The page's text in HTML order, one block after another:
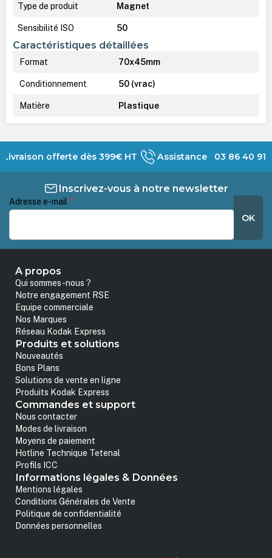
Type de produit Magnet
Sensibilité ISO 50
Caractéristiques détaillées
Format 70x45mm
Conditionnement 50 (vrac)
Matière Plastique
Livraison offerte dès 399€ HT Assistance 03 86 40 91
Inscrivez-vous à notre newsletter
Adresse e-mail *
OK
A propos
Qui sommes-nous ?
Notre engagement RSE
Equipe commerciale
Nos Marques
Réseau Kodak Express
Produits et solutions
Nouveautés
Bons Plans
Solutions de vente en ligne
Produits Kodak Express
Commandes et support
Nous contacter
Modes de livraison
Moyens de paiement
Hotline Technique Tetenal
Profils ICC
Informations légales & Données
Mentions légales
Conditions Générales de Vente
Politique de confidentialité
Données personnelles